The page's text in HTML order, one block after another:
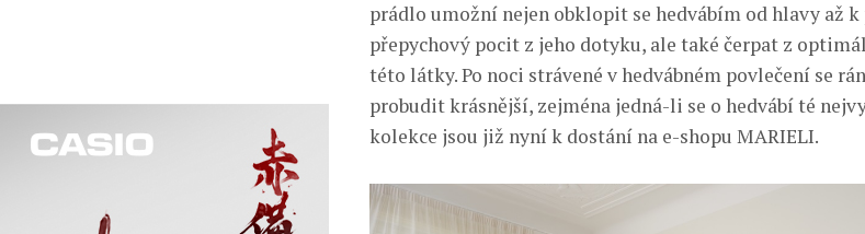
prádlo umožní nejen obklopit se hedvábím od hlavy až
přepychový pocit z jeho dotyku, ale také čerpat z
této látky. Po noci strávené v hedvábném povlečení se
probudit krásnější, zejména jedná-li se o hedvábí té
kolekce jsou již nyní k dostání na e-shopu MARIELI.